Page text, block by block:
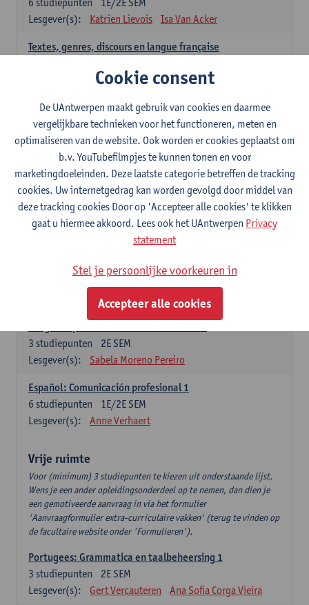
Lesgever(s):
Katrien Lievois Isa Van Acker
Textes, genres, discours en langue française
Kris Peeters
Spaans: verplichte opleidingsonderdelen
Gramática española 1
1E SEM
studiepunten
Lesgever(s):
Anne Verhaert
Gramática española 2
2E SEM
3studiepunten
Anne Verhaert
Lengua española: Destrezas básicas
Sabela Moreno Pereiro
2E SEM
3 studiepunten
Lesgever(s):
Sabela Moreno Pereiro
Español: Comunicación profesional 1
1E/2E SEM
6 studiepunten
Lesgever(s):
Anne Verhaert
Vrije ruimte
Voor (minimum) 3 studiepunten te kiezen uit onderstaande lijst.
Wens je een ander opleidingsonderdeel op te nemen, dan dien je
een gemotiveerde aanvraag in via het formulier
'Aanvraagformulier extra-curriculaire vakken' (terug te vinden op
de facultaire website onder 'Formulieren').
Portugees: Grammatica en taalbeheersing 1
2E SEM
3 studiepunten
Lesgever(s):
Gert Vercauteren Ana Sofia Corga Vieira
Cookie consent
De UAntwerpen maakt gebruik van cookies en daarmee
vergelijkbare technieken voor het functioneren, meten en
optimaliseren van de website. Ook worden er cookies geplaatst om
b.v. YouTubefilmpjes te kunnen tonen en voor
marketingdoeleinden. Deze laatste categorie betreffen de tracking
cookies. Uw internetgedrag kan worden gevolgd door middel van
deze tracking cookies Door op 'Accepteer alle cookies' te klikken
gaat u hiermee akkoord. Lees ook het UAntwerpen Privacy
statement
Stel je persoonlijke voorkeuren in
Accepteer alle cookies